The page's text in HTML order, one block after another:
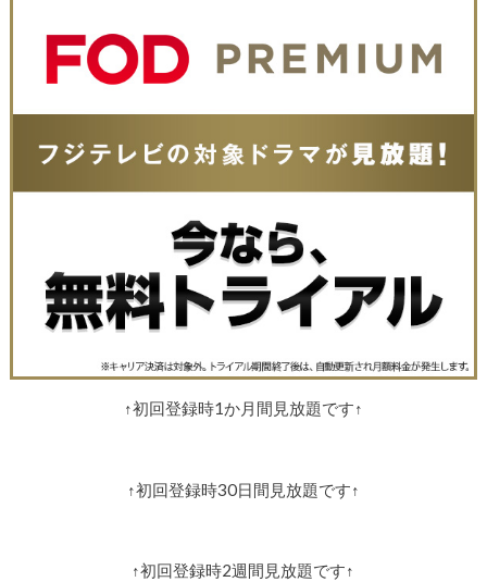
↑初回登録時1か月間見放題です↑
↑初回登録時30日間見放題です↑
↑初回登録時2週間見放題です↑